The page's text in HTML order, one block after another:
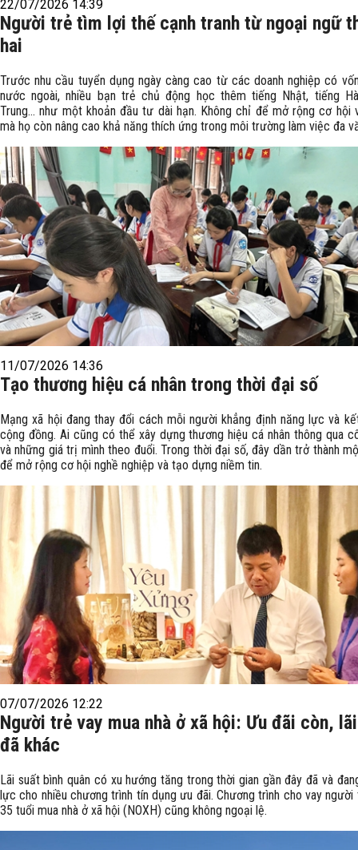
22/07/2026 14:39
Người trẻ tìm lợi thế cạnh tranh từ ngoại ngữ
hai
Trước nhu cầu tuyển dụng ngày càng cao từ các doanh nghiệp có
nước ngoài, nhiều bạn trẻ chủ động học thêm tiếng Nhật, tiếng
Trung... như một khoản đầu tư dài hạn. Không chỉ để mở rộng cơ hội
mà họ còn nâng cao khả năng thích ứng trong môi trường làm việc đa
11/07/2026 14:36
Tạo thương hiệu cá nhân trong thời đại số
Mạng xã hội đang thay đổi cách mỗi người khẳng định năng lực và
cộng đồng. Ai cũng có thể xây dựng thương hiệu cá nhân thông qua
và những giá trị mình theo đuổi. Trong thời đại số, đây dần trở thành
để mở rộng cơ hội nghề nghiệp và tạo dựng niềm tin.
07/07/2026 12:22
Người trẻ vay mua nhà ở xã hội: Ưu đãi còn,
đã khác
Lãi suất bình quân có xu hướng tăng trong thời gian gần đây đã và
lực cho nhiều chương trình tín dụng ưu đãi. Chương trình cho vay
35 tuổi mua nhà ở xã hội (NOXH) cũng không ngoại lệ.